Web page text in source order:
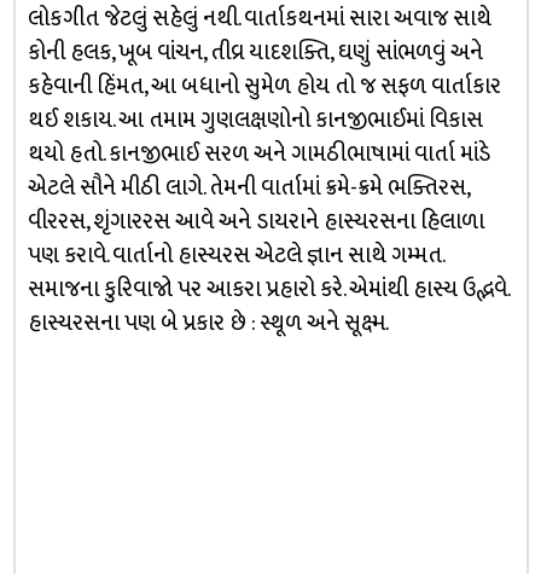
લોકગીત જેટલું સહેલું નથી. વાર્તાકથનમાં સારા અવાજ સાથે
કોની હલક, ખૂબ વાંચન, તીવ્ર યાદશક્તિ, ઘણું સાંભળવું અને
કહેવાની હિંમત, આ બધાનો સુમેળ હોય તો જ સફળ વાર્તાકાર
થઈ શકાય. આ તમામ ગુણલક્ષણોનો કાનજીભાઈમાં વિકાસ
થયો હતો. કાનજીભાઈ સરળ અને ગામઠીભાષામાં વાર્તા માંડે
એટલે સૌને મીઠી લાગે. તેમની વાર્તામાં ક્રમે-ક્રમે ભક્તિરસ,
વીરરસ, શૃંગારરસ આવે અને ડાયરાને હાસ્યરસના હિલાળા
પણ કરાવે. વાર્તાનો હાસ્યરસ એટલે જ્ઞાન સાથે ગમ્મત.
સમાજના કુરિવાજો પર આકરા પ્રહારો કરે. એમાંથી હાસ્ય ઉદ્ભવે.
હાસ્યરસના પણ બે પ્રકાર છે : સ્થૂળ અને સૂક્ષ્મ.